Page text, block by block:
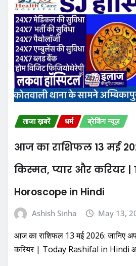
ताजा ख़बरें धर्म ब्रेकिंग न्यूज़
आज का राशिफल 13 मई
किस्मत, प्यार और करियर |
Horoscope in Hindi
Ashish Sinha May 13,
आज का राशिफल 13 मई 2026: जानिए
करियर | Today Rashifal in Hindi